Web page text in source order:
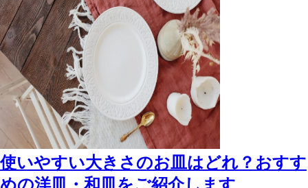
使いやすい大きさのお皿はどれ？おすす